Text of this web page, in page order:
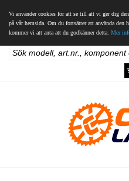
Vi använder cookies för att se till att vi ger dig den
på vår hemsida. Om du fortsätter att använda den
kommer vi att anta att du godkänner detta. Mer